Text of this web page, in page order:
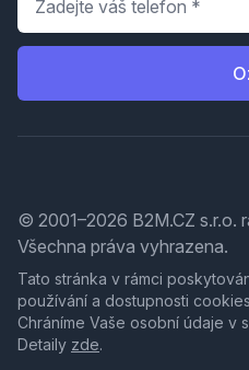
© 2001–2026 B2M.CZ s.r.o.
Všechna práva vyhrazena.
Tato stránka v rámci
používání a dostupnosti
Chráníme Vaše osobní údaje v
Detaily zde.